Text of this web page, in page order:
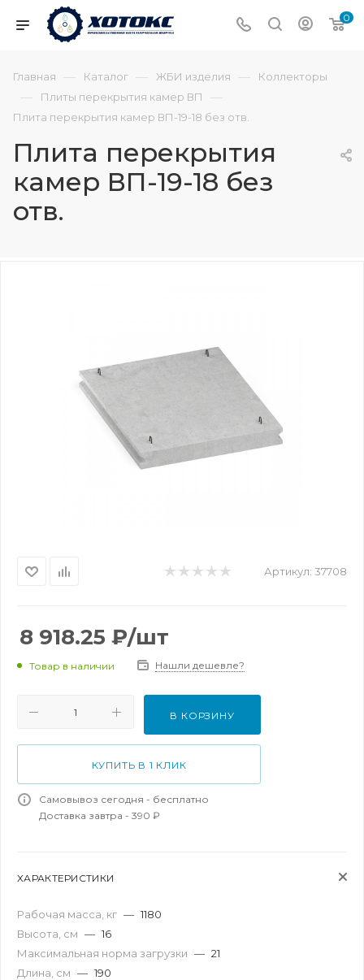
0
Главная — Каталог — ЖБИ изделия — Коллекторы
— Плиты перекрытия камер ВП —
Плита перекрытия камер ВП-19-18 без отв.
Плита перекрытия
камер ВП-19-18 без
отв.
Артикул: 37708
8 918.25 ₽/шт
Товар в наличии Нашли дешевле?
В КОРЗИНУ
КУПИТЬ В 1 КЛИК
Самовывоз сегодня - бесплатно
Доставка завтра - 390 ₽
ХАРАКТЕРИСТИКИ
Рабочая масса, кг — 1180
Высота, см — 16
Максимальная норма загрузки — 21
Длина, см — 190